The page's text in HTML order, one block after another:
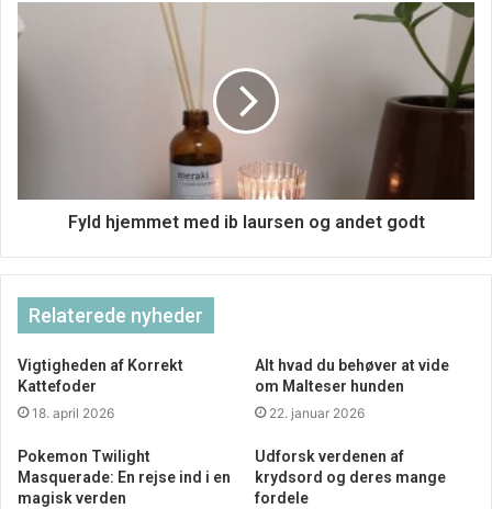
Fyld hjemmet med ib laursen og andet godt
Relaterede nyheder
Vigtigheden af Korrekt
Kattefoder
18. april 2026
Alt hvad du behøver at vide
om Malteser hunden
22. januar 2026
Pokemon Twilight
Masquerade: En rejse ind i en
magisk verden
Udforsk verdenen af
krydsord og deres mange
fordele